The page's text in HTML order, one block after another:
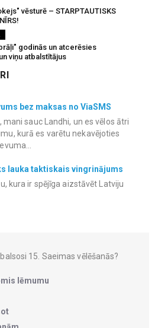
vēsturē – STARPTAUTISKS
godinās un atcerēsies
viņu atbalstītājus
bez maksas no ViaSMS
mani sauc Landhi, un es vēlos ātri
kurā es varētu nekavējoties
lauka taktiskais vingrinājums
kura ir spējīga aizstāvēt Latviju
15. Saeimas vēlēšanās?
lēmumu